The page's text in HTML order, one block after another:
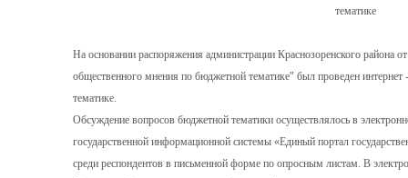
тематике
На основании распоряжения администрации Краснозоренского
общественного мнения по бюджетной тематике" был проведен
тематике.
Обсуждение вопросов бюджетной тематики осуществлялось в
государственной информационной системы «Единый портал
среди респондентов в письменной форме по опросным листам. В